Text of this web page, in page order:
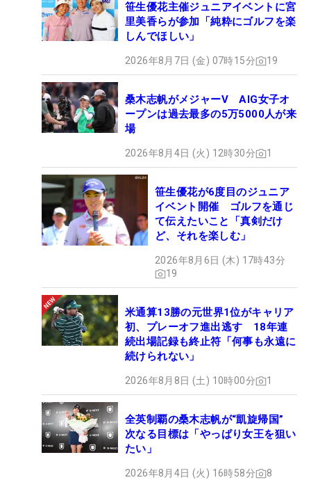
笹生優花主催ジュニアイベントに宮
里美香らが参加「純粋にゴルフを楽
しんでほしい」
2026年8月7日 (金) 07時15分 19
桑木志帆がメジャーV AIG女子オ
ープンは過去最多の5万5000人が来
場
2026年8月4日 (火) 12時30分 1
笹生優花が6度目のジュニア
イベント開催 ゴルフを通じ
て伝えたいこと「真剣だけ
ど、それを楽しむ」
2026年8月6日 (木) 17時43分
19
米通算13勝の元世界1位がキャリア
初、プレーオフ進出逃す 18年連
続出場記録も終止符「何事も永遠に
続けられない」
2026年8月8日 (土) 10時00分 1
全英制覇の桑木志帆が“凱旋帰国”
次なる目標は「やっぱり女王を狙い
たい」
2026年8月4日 (火) 16時58分 8